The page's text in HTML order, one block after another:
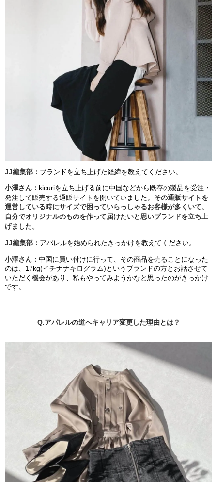
JJ編集部： ブランドを立ち上げた経緯を教えてください。
小澤さん： kicuriを立ち上げる前に中国などから既存の製品を受注 ・
発注して販売する通販サイトを開いていました。 その通販サイトを
運営している時にサイズで困っていらっしゃるお客様が多くいて、
自分でオリジナルのものを作って届けたいと思いブランドを立ち上
げました。
JJ編集部 ： アパレルを始められたきっかけを教えてください。
小澤さん： 中国に買い付けに行って、その商品を売ることになった
のは、 17kg(イチナナキログラム) というブランドの方とお話させて
いただく機会があ り、 私もやってみようかなと思ったのがきっかけ
です。
Q.アパレルの道へキャリア変更した理由とは？